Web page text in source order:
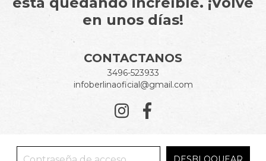
en unos días!
CONTACTANOS
3496-523933
infoberlinaoficial@gmail.com